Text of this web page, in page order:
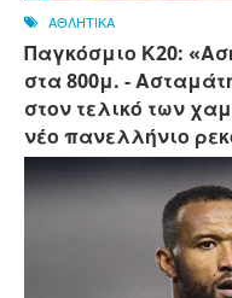
ΑΘΛΗΤΙΚΑ
Παγκόσμιο Κ20:
στα 800μ. -
στον τελικό των
νέο πανελλήνιο